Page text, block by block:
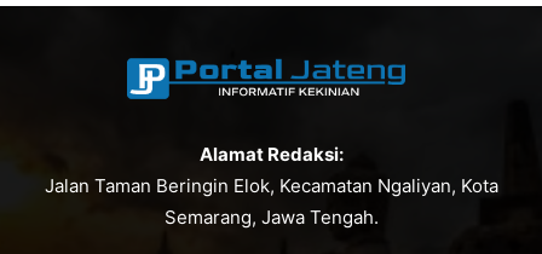
Alamat Redaksi:
Jalan Taman Beringin Elok, Kecamatan Ngaliyan, Kota
Semarang, Jawa Tengah.